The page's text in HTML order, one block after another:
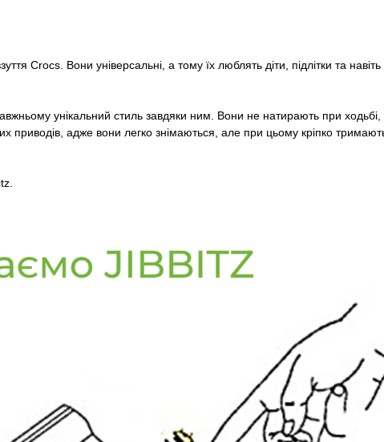
Crocs. Вони універсальні, а тому їх люблять діти, підлітки та навіть
унікальний стиль завдяки ним. Вони не натирають при
приводів, адже вони легко знімаються, але при цьому кріпко